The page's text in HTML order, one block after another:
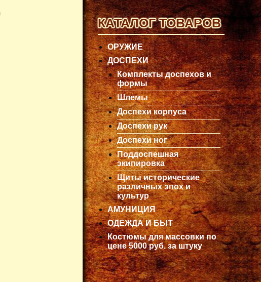
КАТАЛОГ ТОВАРОВ
ОРУЖИЕ
ДОСПЕХИ
Комплекты доспехов и
формы
Шлемы
Доспехи корпуса
Доспехи рук
Доспехи ног
Поддоспешная
экипировка
Щиты исторические
различных эпох и
культур
АМУНИЦИЯ
ОДЕЖДА И БЫТ
Костюмы для массовки по
цене 5000 руб. за штуку